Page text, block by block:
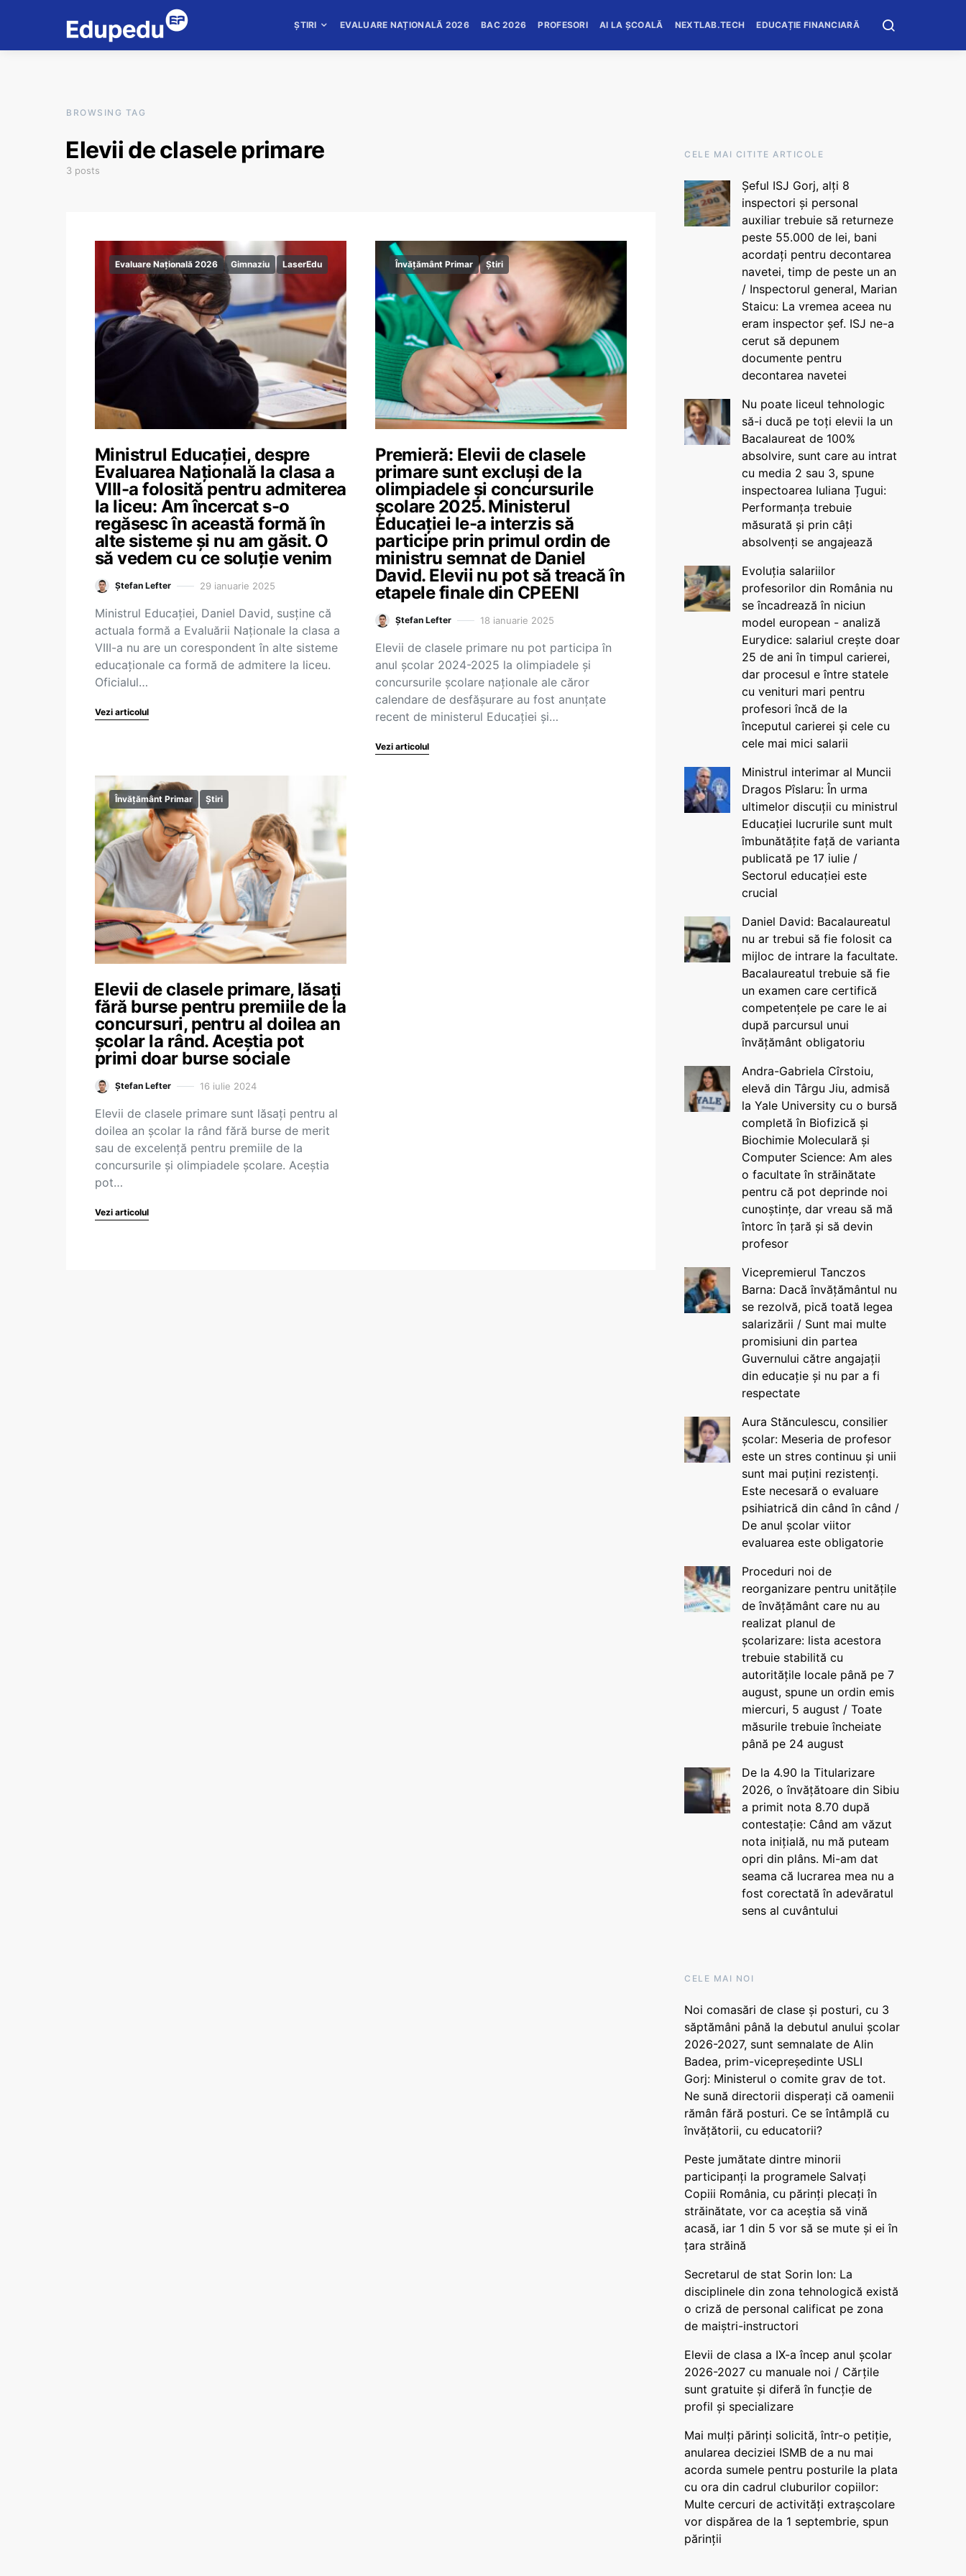
ȘTIRI EVALUARE NAȚIONALĂ 2026 BAC 2026 PROFESORI AI LA ȘCOALĂ NEXTLAB.TECH EDUCAȚIE FINANCIARĂ
BROWSING TAG
⁠Elevii de clasele primare
3 posts
Evaluare Națională 2026 Gimnaziu LaserEdu
Ministrul Educației, despre
Evaluarea Națională la clasa a
VIII-a folosită pentru admiterea
la liceu: Am încercat s-o
regăsesc în această formă în
alte sisteme și nu am găsit. O
să vedem cu ce soluție venim
Ștefan Lefter 29 ianuarie 2025
Ministrul Educației, Daniel David, susține că
actuala formă a Evaluării Naționale la clasa a
VIII-a nu are un corespondent în alte sisteme
educaționale ca formă de admitere la liceu.
Oficialul…
Vezi articolul
Învățământ Primar Știri
Premieră: Elevii de clasele
primare sunt excluși de la
olimpiadele și concursurile
școlare 2025. Ministerul
Educației le-a interzis să
participe prin primul ordin de
ministru semnat de Daniel
David. Elevii nu pot să treacă în
etapele finale din CPEENI
Ștefan Lefter 18 ianuarie 2025
Elevii de clasele primare nu pot participa în
anul școlar 2024-2025 la olimpiadele și
concursurile școlare naționale ale căror
calendare de desfășurare au fost anunțate
recent de ministerul Educației și…
Vezi articolul
Învățământ Primar Știri
⁠Elevii de clasele primare, lăsați
fără burse pentru premiile de la
concursuri, pentru al doilea an
școlar la rând. Aceștia pot
primi doar burse sociale
Ștefan Lefter 16 iulie 2024
Elevii de clasele primare sunt lăsați pentru al
doilea an școlar la rând fără burse de merit
sau de excelență pentru premiile de la
concursurile și olimpiadele școlare. Aceștia
pot…
Vezi articolul
CELE MAI CITITE ARTICOLE
Șeful ISJ Gorj, alți 8
inspectori și personal
auxiliar trebuie să returneze
peste 55.000 de lei, bani
acordați pentru decontarea
navetei, timp de peste un an
/ Inspectorul general, Marian
Staicu: La vremea aceea nu
eram inspector șef. ISJ ne-a
cerut să depunem
documente pentru
decontarea navetei
Nu poate liceul tehnologic
să-i ducă pe toți elevii la un
Bacalaureat de 100%
absolvire, sunt care au intrat
cu media 2 sau 3, spune
inspectoarea Iuliana Țugui:
Performanța trebuie
măsurată și prin câți
absolvenți se angajează
Evoluția salariilor
profesorilor din România nu
se încadrează în niciun
model european - analiză
Eurydice: salariul crește doar
25 de ani în timpul carierei,
dar procesul e între statele
cu venituri mari pentru
profesori încă de la
începutul carierei și cele cu
cele mai mici salarii
Ministrul interimar al Muncii
Dragos Pîslaru: În urma
ultimelor discuții cu ministrul
Educației lucrurile sunt mult
îmbunătățite față de varianta
publicată pe 17 iulie /
Sectorul educației este
crucial
Daniel David: Bacalaureatul
nu ar trebui să fie folosit ca
mijloc de intrare la facultate.
Bacalaureatul trebuie să fie
un examen care certifică
competențele pe care le ai
după parcursul unui
învățământ obligatoriu
Andra-Gabriela Cîrstoiu,
elevă din Târgu Jiu, admisă
la Yale University cu o bursă
completă în Biofizică și
Biochimie Moleculară și
Computer Science: Am ales
o facultate în străinătate
pentru că pot deprinde noi
cunoștințe, dar vreau să mă
întorc în țară și să devin
profesor
Vicepremierul Tanczos
Barna: Dacă învățământul nu
se rezolvă, pică toată legea
salarizării / Sunt mai multe
promisiuni din partea
Guvernului către angajații
din educație și nu par a fi
respectate
Aura Stănculescu, consilier
școlar: Meseria de profesor
este un stres continuu și unii
sunt mai puțini rezistenți.
Este necesară o evaluare
psihiatrică din când în când /
De anul școlar viitor
evaluarea este obligatorie
Proceduri noi de
reorganizare pentru unitățile
de învățământ care nu au
realizat planul de
școlarizare: lista acestora
trebuie stabilită cu
autoritățile locale până pe 7
august, spune un ordin emis
miercuri, 5 august / Toate
măsurile trebuie încheiate
până pe 24 august
De la 4.90 la Titularizare
2026, o învățătoare din Sibiu
a primit nota 8.70 după
contestație: Când am văzut
nota inițială, nu mă puteam
opri din plâns. Mi-am dat
seama că lucrarea mea nu a
fost corectată în adevăratul
sens al cuvântului
CELE MAI NOI
Noi comasări de clase și posturi, cu 3
săptămâni până la debutul anului școlar
2026-2027, sunt semnalate de Alin
Badea, prim-vicepreședinte USLI
Gorj: Ministerul o comite grav de tot.
Ne sună directorii disperați că oamenii
rămân fără posturi. Ce se întâmplă cu
învățătorii, cu educatorii?
Peste jumătate dintre minorii
participanți la programele Salvați
Copiii România, cu părinți plecați în
străinătate, vor ca aceștia să vină
acasă, iar 1 din 5 vor să se mute și ei în
țara străină
Secretarul de stat Sorin Ion: La
disciplinele din zona tehnologică există
o criză de personal calificat pe zona
de maiștri-instructori
Elevii de clasa a IX-a încep anul școlar
2026-2027 cu manuale noi / Cărțile
sunt gratuite și diferă în funcție de
profil și specializare
Mai mulți părinți solicită, într-o petiție,
anularea deciziei ISMB de a nu mai
acorda sumele pentru posturile la plata
cu ora din cadrul cluburilor copiilor:
Multe cercuri de activități extrașcolare
vor dispărea de la 1 septembrie, spun
părinții